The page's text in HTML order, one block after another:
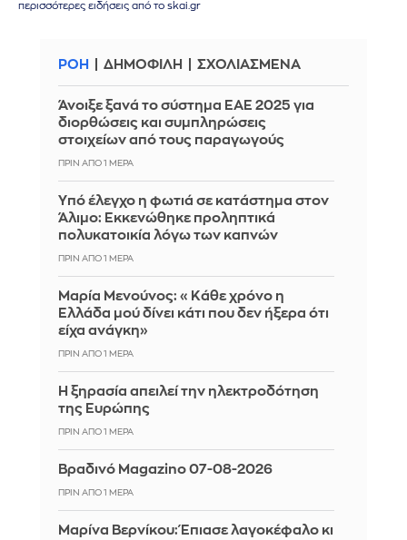
περισσότερες ειδήσεις από το skai.gr
ΡΟΗ ΔΗΜΟΦΙΛΗ ΣΧΟΛΙΑΣΜΕΝΑ
Άνοιξε ξανά το σύστημα ΕΑΕ 2025 για
διορθώσεις και συμπληρώσεις
στοιχείων από τους παραγωγούς
ΠΡΙΝ ΑΠΌ 1 ΜΈΡΑ
Yπό έλεγχο η φωτιά σε κατάστημα στον
Άλιμο: Εκκενώθηκε προληπτικά
πολυκατοικία λόγω των καπνών
ΠΡΙΝ ΑΠΌ 1 ΜΈΡΑ
Μαρία Μενούνος: «Κάθε χρόνο η
Ελλάδα μού δίνει κάτι που δεν ήξερα ότι
είχα ανάγκη»
ΠΡΙΝ ΑΠΌ 1 ΜΈΡΑ
Η ξηρασία απειλεί την ηλεκτροδότηση
της Ευρώπης
ΠΡΙΝ ΑΠΌ 1 ΜΈΡΑ
Βραδινό Magazino 07-08-2026
ΠΡΙΝ ΑΠΌ 1 ΜΈΡΑ
Μαρίνα Βερνίκου: Έπιασε λαγοκέφαλο κι